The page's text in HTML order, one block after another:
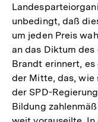
unbedingt, daß
um jeden Preis
an das Diktum des
Brandt erinnert, es
der Mitte, das,
der SPD-
Bildung